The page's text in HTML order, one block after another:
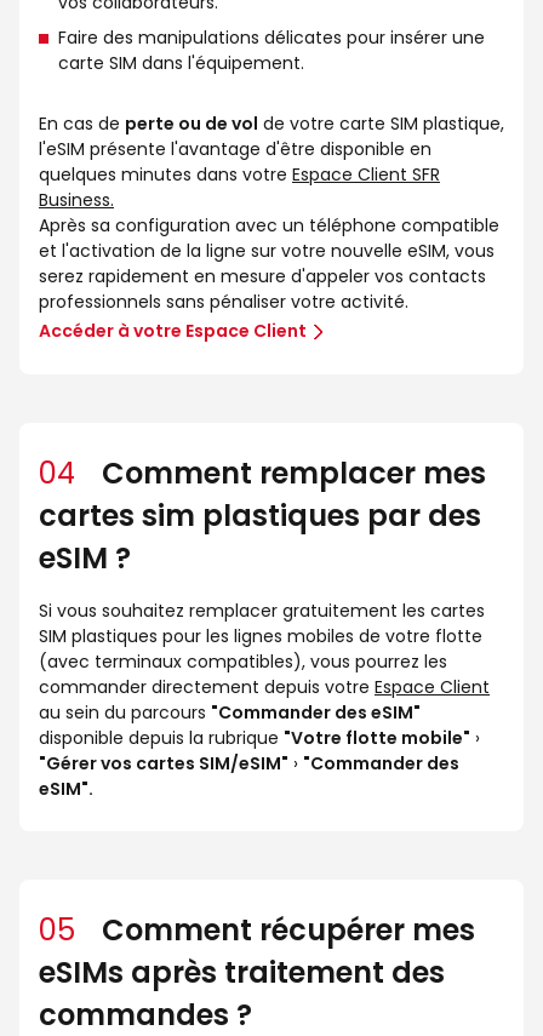
Faire des manipulations délicates pour insérer une
carte SIM dans l'équipement.
En cas de perte ou de vol de votre carte SIM plastique,
l'eSIM présente l'avantage d'être disponible en
quelques minutes dans votre Espace Client SFR
Business.
Après sa configuration avec un téléphone compatible
et l'activation de la ligne sur votre nouvelle eSIM, vous
serez rapidement en mesure d'appeler vos contacts
professionnels sans pénaliser votre activité.
Accéder à votre Espace Client
04
Comment remplacer mes
cartes sim plastiques par des
eSIM ?
Si vous souhaitez remplacer gratuitement les cartes
SIM plastiques pour les lignes mobiles de votre flotte
(avec terminaux compatibles), vous pourrez les
commander directement depuis votre Espace Client
au sein du parcours "Commander des eSIM"
disponible depuis la rubrique "Votre flotte mobile" ›
"Gérer vos cartes SIM/eSIM" › "Commander des
eSIM".
05
Comment récupérer mes
eSIMs après traitement des
commandes ?